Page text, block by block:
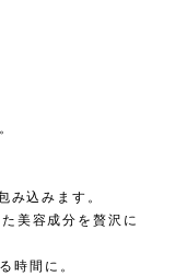
み込みます。
美容成分を贅沢に
時間に。